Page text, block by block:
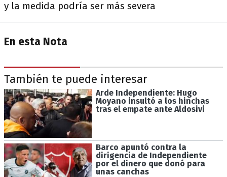
y la medida podría ser más severa
En esta Nota
También te puede interesar
Arde Independiente: Hugo
Moyano insultó a los hinchas
tras el empate ante Aldosivi
Barco apuntó contra la
dirigencia de Independiente
por el dinero que donó para
unas canchas